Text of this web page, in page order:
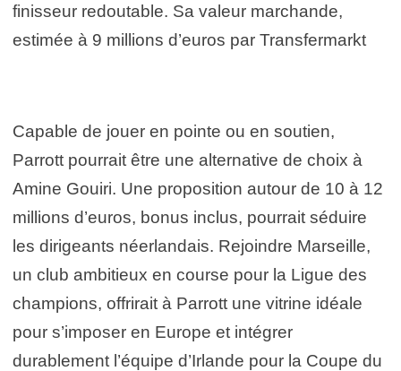
finisseur redoutable. Sa valeur marchande,
estimée à 9 millions d’euros par Transfermarkt
Capable de jouer en pointe ou en soutien,
Parrott pourrait être une alternative de choix à
Amine Gouiri. Une proposition autour de 10 à 12
millions d’euros, bonus inclus, pourrait séduire
les dirigeants néerlandais. Rejoindre Marseille,
un club ambitieux en course pour la Ligue des
champions, offrirait à Parrott une vitrine idéale
pour s’imposer en Europe et intégrer
durablement l’équipe d’Irlande pour la Coupe du